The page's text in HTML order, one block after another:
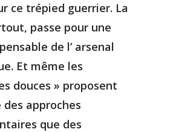
ce trépied guerrier. La
passe pour une
de l’ arsenal
Et même les
douces » proposent
approches
que des